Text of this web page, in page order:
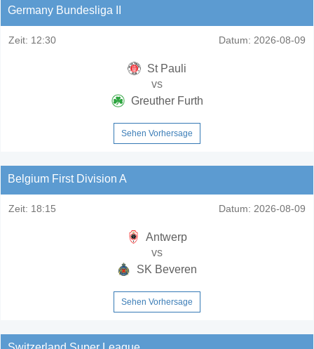
Germany Bundesliga II
Zeit: 12:30 Datum: 2026-08-09
St Pauli
vs
Greuther Furth
Sehen Vorhersage
Belgium First Division A
Zeit: 18:15 Datum: 2026-08-09
Antwerp
vs
SK Beveren
Sehen Vorhersage